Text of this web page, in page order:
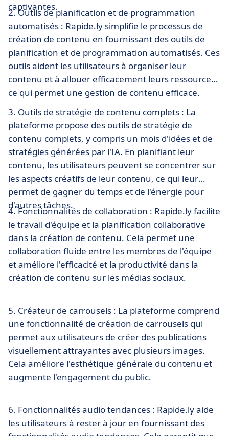
captivantes.
2. Outils de planification et de programmation
automatisés : Rapide.ly simplifie le processus de
création de contenu en fournissant des outils de
planification et de programmation automatisés. Ces
outils aident les utilisateurs à organiser leur
contenu et à allouer efficacement leurs ressources,
ce qui permet une gestion de contenu efficace.
3. Outils de stratégie de contenu complets : La
plateforme propose des outils de stratégie de
contenu complets, y compris un mois d'idées et de
stratégies générées par l'IA. En planifiant leur
contenu, les utilisateurs peuvent se concentrer sur
les aspects créatifs de leur contenu, ce qui leur
permet de gagner du temps et de l'énergie pour
d'autres tâches.
4. Fonctionnalités de collaboration : Rapide.ly facilite
le travail d'équipe et la planification collaborative
dans la création de contenu. Cela permet une
collaboration fluide entre les membres de l'équipe
et améliore l'efficacité et la productivité dans la
création de contenu sur les médias sociaux.
5. Créateur de carrousels : La plateforme comprend
une fonctionnalité de création de carrousels qui
permet aux utilisateurs de créer des publications
visuellement attrayantes avec plusieurs images.
Cela améliore l'esthétique générale du contenu et
augmente l'engagement du public.
6. Fonctionnalités audio tendances : Rapide.ly aide
les utilisateurs à rester à jour en fournissant des